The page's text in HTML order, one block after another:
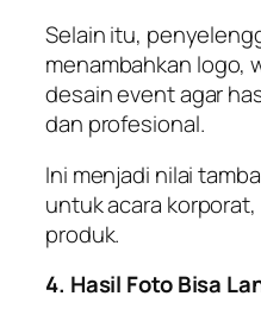
Selain itu,
menambahkan logo,
desain event agar
dan profesional.
Ini menjadi nilai
untuk acara
produk.
4. Hasil Foto Bisa